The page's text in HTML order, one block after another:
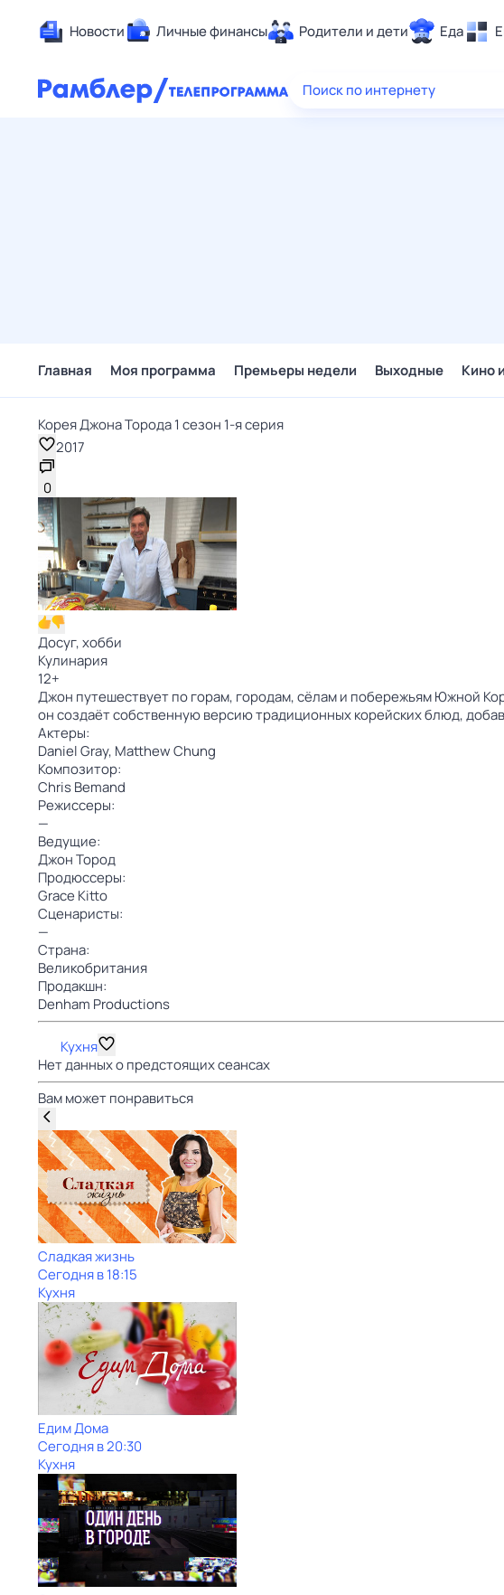
Новости Личные финансы Родители и дети Еда
Здоровье
Поиск по интернету
Главная Моя программа Премьеры недели Выходные Кино
Корея Джона Торода 1 сезон 1-я серия
2017
0
Досуг, хобби
Кулинария
12+
Джон путешествует по горам, городам, сёлам и побережьям Южной
он создаёт собственную версию традиционных корейских блюд,
Актеры:
Daniel Gray, Matthew Chung
Композитор:
Chris Bemand
Режиссеры:
—
Ведущие:
Джон Тород
Продюссеры:
Grace Kitto
Сценаристы:
—
Страна:
Великобритания
Продакшн:
Denham Productions
Кухня
Нет данных о предстоящих сеансах
Вам может понравиться
Сладкая жизнь
Сегодня в 18:15
Кухня
Едим Дома
Сегодня в 20:30
Кухня